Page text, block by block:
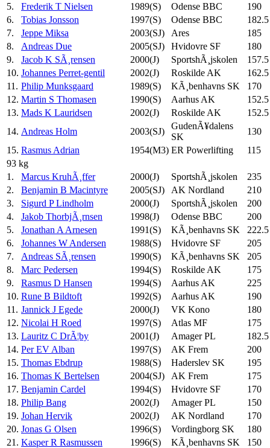
5.
Frederik T Nielsen 1989(S) Odense BBC
190
6.
Tobias Jonsson 1997(S) Odense BBC
182.5
7.
Jeppe Miksa 2003(SJ) Ares
185
8.
Andreas Due 2005(SJ) Hvidovre SF
180
9.
Jacob K SÃ¸rensen 2000(J) SportshÃ¸jskolen
157.5
10. Johannes Perret-gentil 2002(J) Roskilde AK
162.5
11. Philip Munksgaard 1989(S) KÃ¸benhavns SK
170
12. Martin S Thomasen 1990(S) Aarhus AK
152.5
13. Mads K Lauridsen 2002(J) Roskilde AK
152.5
14. Andreas Holm 2003(SJ)
GudenÃ¥dalens
SK
130
15. Rasmus Adrian 1954(M3) ER Powerlifting
115
93 kg
1.
Marcus KruhÃ¸ffer 2000(J) SportshÃ¸jskolen
235
2.
Benjamin B Macintyre 2005(SJ) AK Nordland
210
3.
Sigurd P Lindholm 2000(J) SportshÃ¸jskolen
200
4.
Jakob ThorbjÃ¸rnsen 1998(J) Odense BBC
200
5.
Jonathan A Arnesen 1991(S) KÃ¸benhavns SK
222.5
6.
Johannes W Andersen 1988(S) Hvidovre SF
205
7.
Andreas SÃ¸rensen 1990(S) KÃ¸benhavns SK
205
8.
Marc Pedersen 1994(S) Roskilde AK
175
9.
Rasmus D Hansen 1994(S) Aarhus AK
225
10. Rune B Bildtoft 1992(S) Aarhus AK
190
11. Jannick J Egede 2000(J) VK Kono
180
12. Nicolai H Roed 1997(S) Atlas MF
175
13. Lauritz C DrÃ¦by 2001(J) Amager PL
182.5
14. Per EV Alban 1997(S) AK Frem
200
15. Thomas Ebdrup 1988(S) Haderslev SK
195
16. Thomas K Bertelsen 2004(SJ) AK Frem
175
17. Benjamin Cardel 1994(S) Hvidovre SF
170
18. Philip Bang 2002(J) Amager PL
150
19. Johan Hervik 2002(J) AK Nordland
170
20. Jonas G Olsen 1996(S) Vordingborg SK
180
21. Kasper R Rasmussen 1996(S) KÃ¸benhavns SK
150